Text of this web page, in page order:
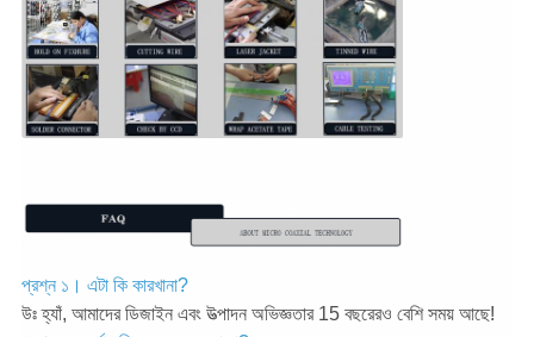
প্রশ্ন ১। এটা কি কারখানা?
উঃ হ্যাঁ, আমাদের ডিজাইন এবং উত্পাদন অভিজ্ঞতার 15 বছরেরও বেশি সময় আছে!